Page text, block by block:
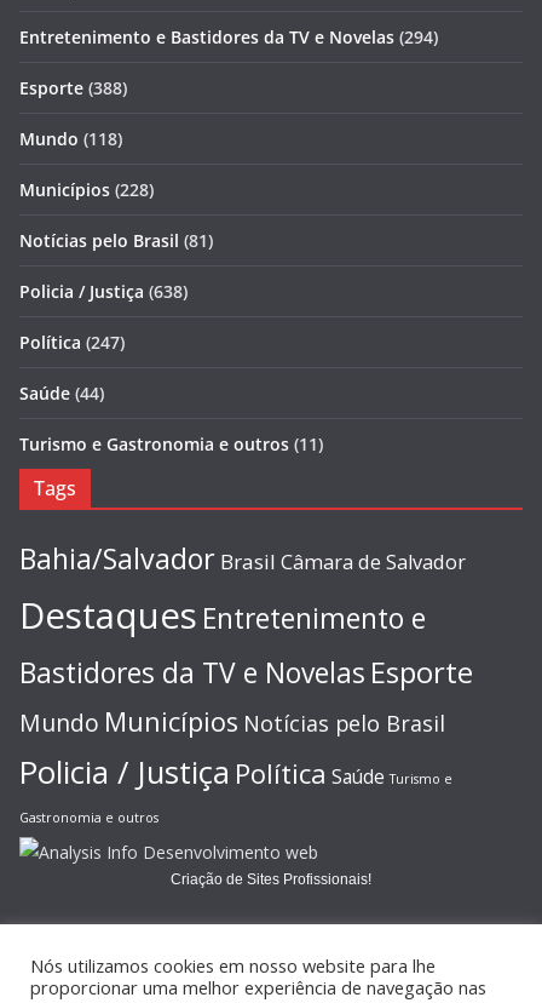
Entretenimento e Bastidores da TV e Novelas (294)
Esporte (388)
Mundo (118)
Municípios (228)
Notícias pelo Brasil (81)
Policia / Justiça (638)
Política (247)
Saúde (44)
Turismo e Gastronomia e outros (11)
Tags
Bahia/Salvador Brasil Câmara de Salvador
Destaques Entretenimento e
Bastidores da TV e Novelas Esporte
Mundo Municípios Notícias pelo Brasil
Policia / Justiça Política Saúde Turismo e
Gastronomia e outros
Criação de Sites Profissionais!
Nós utilizamos cookies em nosso website para lhe
proporcionar uma melhor experiência de navegação nas